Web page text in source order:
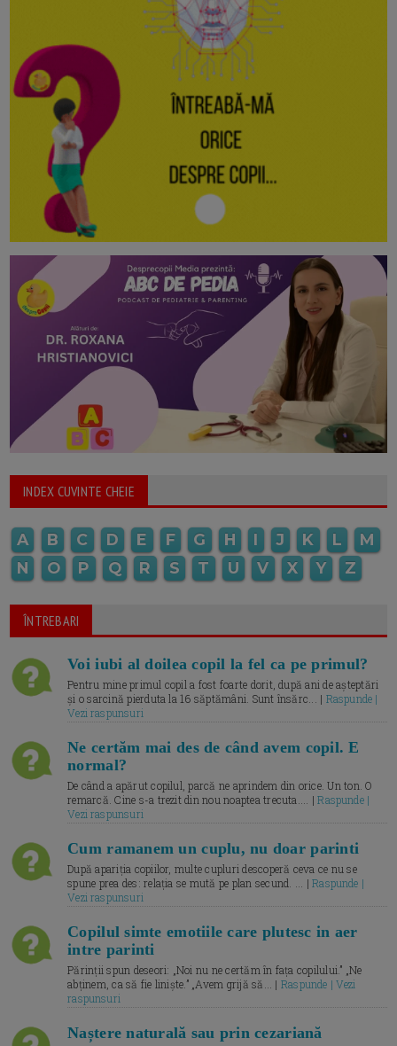
INDEX CUVINTE CHEIE
A B C D E F G H I J K L
M
N
O P Q R S T U V X Y Z
ÎNTREBARI
Voi iubi al doilea copil la fel ca pe primul?
Pentru mine primul copil a fost foarte dorit, după ani de așteptări
și o sarcină pierduta la 16 săptămâni. Sunt însărc... | Raspunde |
Vezi raspunsuri
Ne certăm mai des de când avem copil. E
normal?
De când a apărut copilul, parcă ne aprindem din orice. Un ton. O
remarcă. Cine s-a trezit din nou noaptea trecuta.... |Raspunde |
Vezi raspunsuri
Cum ramanem un cuplu, nu doar parinti
După apariția copiilor, multe cupluri descoperă ceva ce nu se
spune prea des: relația se mută pe plan secund. ... |Raspunde |
Vezi raspunsuri
Copilul simte emotiile care plutesc in aer
intre parinti
Părinții spun deseori: „Noi nu ne certăm în fața copilului.” „Ne
abținem, ca să fie liniște.” „Avem grijă să... | Raspunde | Vezi
raspunsuri
Naștere naturală sau prin cezariană